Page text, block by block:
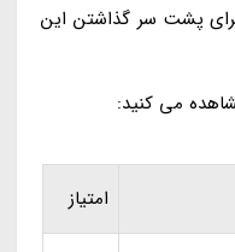
پشت سر گذاشتن این
می کنید:
امتیاز